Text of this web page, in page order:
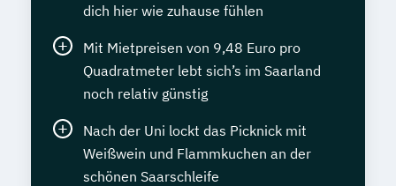
dich hier wie zuhause fühlen
Mit Mietpreisen von 9,48 Euro pro
Quadratmeter lebt sich’s im Saarland
noch relativ günstig
Nach der Uni lockt das Picknick mit
Weißwein und Flammkuchen an der
schönen Saarschleife